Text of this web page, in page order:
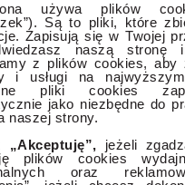
używa plików
Są to pliki, które
Zapisują się w Twojej
naszą stronę
z plików cookies, aby
i usługi na
pliki cookies
jako niezbędne do
naszej strony.
„Akceptuję”, jeżeli
plików cookies
oraz
prawne